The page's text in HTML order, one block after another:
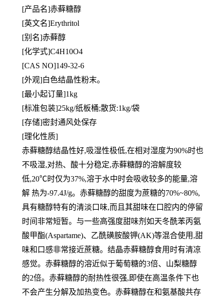
[产品名]赤藓糖醇
[英文名]Erythritol
[别名]赤藓醇
[化学式]C4H10O4
[CAS NO]149-32-6
[外观]白色结晶性粉末。
[最小起订量]1kg
[标准包装]25kg/纸板桶;散货:1kg/袋
[存储]密封通风处保存
[理化性质]
赤藓糖醇结晶性好,吸湿性极低,在相对湿度为90%时也
不吸湿,对热、酸十分稳定,赤藓糖醇的溶解度较
低,20℃时仅为37%,溶于水中时会吸收较多的能量,溶
解 热为-97.4J/g。赤藓糖醇的甜度为蔗糖的70%~80%,
具有糖醇特有的清淡口味,而且其甜味在口腔内的停留
时间非常短暂。与一些高强度甜味剂如天冬酰苯丙氨
酸甲酯(Aspartame)、乙酰磺胺酸钾(AK)等混合使用,甜
味和口感非常接近蔗糖。结晶赤藓糖醇食用时有清凉
感觉。赤藓糖醇的溶近似于葡萄糖的3倍、山梨糖醇
的2倍。赤藓糖醇的耐热性很强,即使在高温条件下也
不会产生分解及加热变色。赤藓糖醇在和氨基酸共存